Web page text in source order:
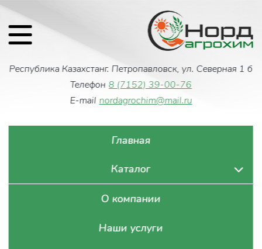
Республика Казахстанг. Петропавловск, ул. Северная 1 б
Телефон 8 (7152) 39-00-76
E-mail nordagrochim@mail.ru
Главная
Каталог
О компании
Наши услуги